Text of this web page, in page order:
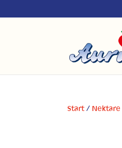
Start / Nektare